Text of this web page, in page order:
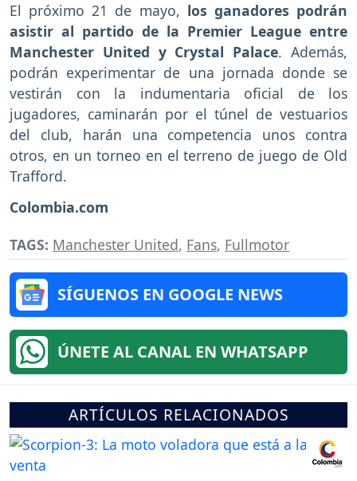
El próximo 21 de mayo, los ganadores podrán
asistir al partido de la Premier League entre
Manchester United y Crystal Palace. Además,
podrán experimentar de una jornada donde se
vestirán con la indumentaria oficial de los
jugadores, caminarán por el túnel de vestuarios
del club, harán una competencia unos contra
otros, en un torneo en el terreno de juego de Old
Trafford.
Colombia.com
TAGS: Manchester United, Fans, Fullmotor
SÍGUENOS EN GOOGLE NEWS
ÚNETE AL CANAL EN WHATSAPP
ARTÍCULOS RELACIONADOS